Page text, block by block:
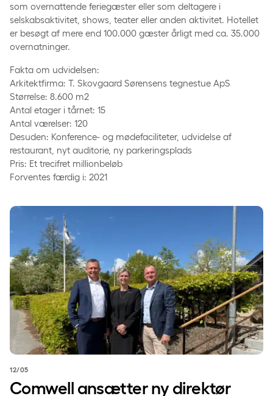
som overnattende feriegæster eller som deltagere i
selskabsaktivitet, shows, teater eller anden aktivitet. Hotellet
er besøgt af mere end 100.000 gæster årligt med ca. 35.000
overnatninger.
Fakta om udvidelsen:
Arkitektfirma: T. Skovgaard Sørensens tegnestue ApS
Størrelse: 8.600 m2
Antal etager i tårnet: 15
Antal værelser: 120
Desuden: Konference- og mødefaciliteter, udvidelse af
restaurant, nyt auditorie, ny parkeringsplads
Pris: Et trecifret millionbeløb
Forventes færdig i: 2021
Comwell ansætter ny direktør til Comwell Rebild Bakker
12/05
Comwell ansætter ny direktør